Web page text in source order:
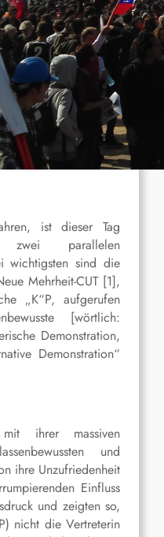
ist dieser Tag
zwei parallelen
wichtigsten sind die
Mehrheit-CUT [1],
„K“P, aufgerufen
[wörtlich:
Demonstration,
Demonstration“
ihrer massiven
und
ihre Unzufriedenheit
Einfluss
und zeigten so,
nicht die Vertreterin